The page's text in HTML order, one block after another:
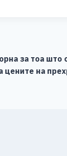
за тоа што
на